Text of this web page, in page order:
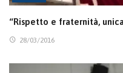
“Rispetto e fraternità,
28/03/2016